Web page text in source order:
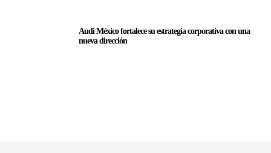
Audi México fortalece su estrategia corporativa con una
nueva dirección